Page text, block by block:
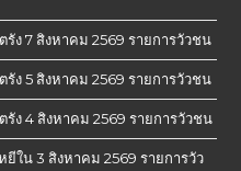
ง 7 สิงหาคม 2569 รายการวัวชน
ง 5 สิงหาคม 2569 รายการวัวชน
ง 4 สิงหาคม 2569 รายการวัวชน
ใน 3 สิงหาคม 2569 รายการวัว